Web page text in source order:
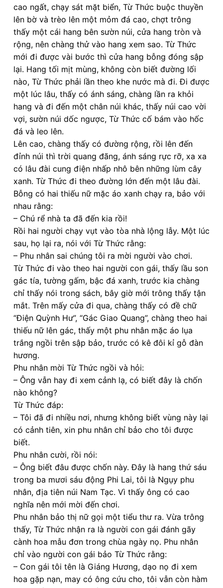
cao ngất, chạy sát mặt biển, Từ Thức buộc thuyền
lên bờ và trèo lên một mỏm đá cao, chợt trông
thấy một cái hang bên sườn núi, cửa hang tròn và
rộng, nên chàng thử vào hang xem sao. Từ Thức
mới đi được vài bước thì cửa hang bỗng đóng sập
lại. Hang tối mịt mùng, không còn biết đường lối
nào, Từ Thức phải lần theo khe nước mà đi. Đi được
một lúc lâu, thấy có ánh sáng, chàng lần ra khỏi
hang và đi đến một chân núi khác, thấy núi cao vời
vợi, sườn núi dốc ngược, Từ Thức cố bám vào hốc
đá và leo lên.
Lên cao, chàng thấy có đường rộng, rồi lên đến
đỉnh núi thì trời quang đãng, ánh sáng rực rỡ, xa xa
có lâu đài cung điện nhấp nhô bên những lùm cây
xanh. Từ Thức đi theo đường lớn đến một lâu đài.
Bỗng có hai thiếu nữ mặc áo xanh chạy ra, bảo với
nhau rằng:
– Chú rể nhà ta đã đến kia rồi!
Rồi hai người chạy vụt vào tòa nhà lộng lẫy. Một lúc
sau, họ lại ra, nói với Từ Thức rằng:
– Phu nhân sai chúng tôi ra mời người vào chơi.
Từ Thức đi vào theo hai người con gái, thấy lầu son
gác tía, tường gấm, bậc đá xanh, trước kia chàng
chỉ thấy nói trong sách, bây giờ mới trông thấy tận
mắt. Trên mấy cửa đi qua, chàng thấy có đề chữ
“Điện Quỳnh Hư”, “Gác Giao Quang”, chàng theo hai
thiếu nữ lên gác, thấy một phu nhân mặc áo lụa
trắng ngồi trên sập bảo, trước có kê đôi kỉ gỗ đàn
hương.
Phu nhân mời Từ Thức ngồi và hỏi:
– Ông vẫn hay đi xem cảnh lạ, có biết đây là chốn
nào không?
Từ Thức đáp:
– Tôi đã đi nhiều nơi, nhưng không biết vùng này lại
có cảnh tiên, xin phu nhân chỉ bảo cho tôi được
biết.
Phu nhân cười, rồi nói:
– Ông biết đâu được chốn này. Đây là hang thứ sáu
trong ba mươi sáu động Phi Lai, tôi là Ngụy phu
nhân, địa tiên núi Nam Tạc. Vì thấy ông có cao
nghĩa nên mới mời đến chơi.
Phu nhân bảo thị nữ gọi một tiểu thư ra. Vừa trông
thấy, Từ Thức nhận ra là người con gái đánh gãy
cành hoa mẫu đơn trong chùa ngày nọ. Phu nhân
chỉ vào người con gái bảo Từ Thức rằng:
– Con gái tôi tên là Giáng Hương, dạo nọ đi xem
hoa gặp nạn, may có ông cứu cho, tôi vẫn còn hàm